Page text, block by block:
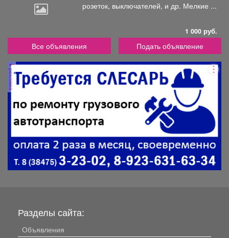
розеток, выключателей, и др. Мелкие ...
1 000 руб.
Все объявления Подать объявление
реклама
Разделы сайта:
Объявления